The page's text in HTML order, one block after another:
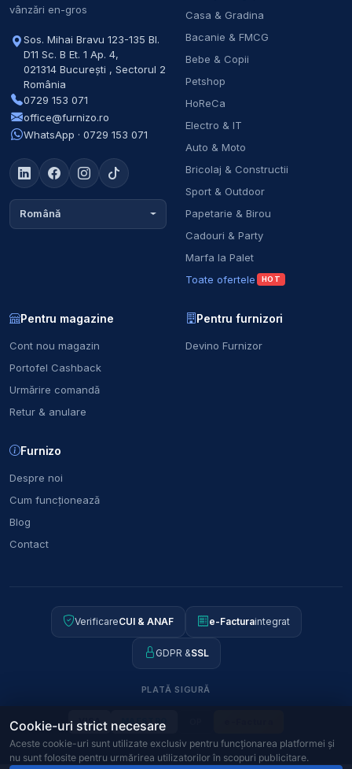
vânzări en-gros
Sos. Mihai Bravu 123-135 Bl.
D11 Sc. B Et. 1 Ap. 4,
021314 București , Sectorul 2
România
0729 153 071
office@furnizo.ro
WhatsApp · 0729 153 071
Română
Casa & Gradina
Bacanie & FMCG
Bebe & Copii
Petshop
HoReCa
Electro & IT
Auto & Moto
Bricolaj & Constructii
Sport & Outdoor
Papetarie & Birou
Cadouri & Party
Marfa la Palet
Toate ofertele
HOT
Pentru magazine
Cont nou magazin
Portofel Cashback
Urmărire comandă
Retur & anulare
Pentru furnizori
Devino Furnizor
Furnizo
Despre noi
Cum funcționează
Blog
Contact
VerificareCUI & ANAF e-Facturaintegrat
GDPR &SSL
PLATĂ SIGURĂ
VISA MAESTRO
Cookie-uri strict necesare
Aceste cookie-uri sunt utilizate exclusiv pentru funcționarea platformei și
nu sunt folosite pentru urmărirea utilizatorilor în scopuri publicitare.